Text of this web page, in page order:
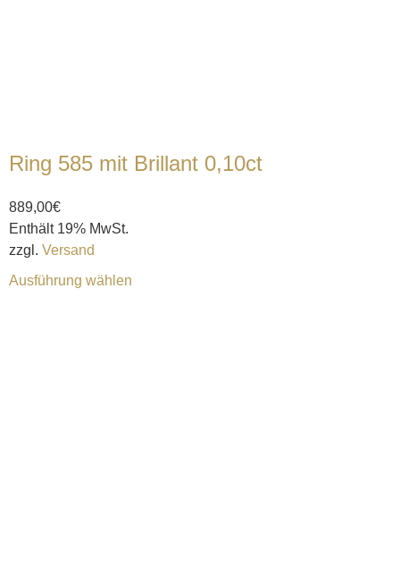
Ring 585 mit Brillant 0,10ct
889,00€
Enthält 19% MwSt.
zzgl. Versand
Ausführung wählen